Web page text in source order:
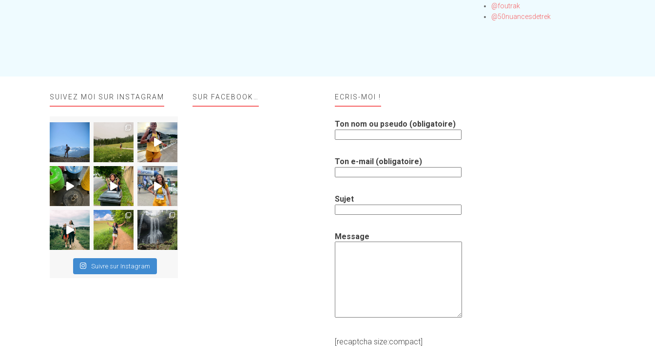
@foutrak
@50nuancesdetrek
SUIVEZ MOI SUR INSTAGRAM
Suivre sur Instagram
SUR FACEBOOK… ECRIS-MOI !
Ton nom ou pseudo (obligatoire)
Ton e-mail (obligatoire)
Sujet
Message
[recaptcha size:compact]